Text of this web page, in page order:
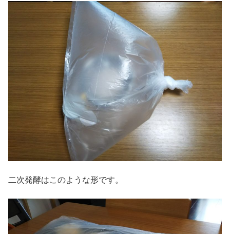
二次発酵はこのような形です。